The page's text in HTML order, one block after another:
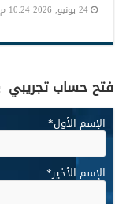
24 يونيو, 2026 10:24 م
فتح حساب تجريبي
الإسم الأول*
الإسم الأخير*